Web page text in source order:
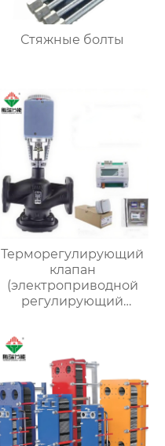
Стяжные болты
Терморегулирующий
клапан
(электроприводной
регулирующий